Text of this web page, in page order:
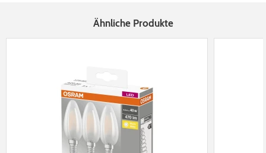
Ähnliche Produkte